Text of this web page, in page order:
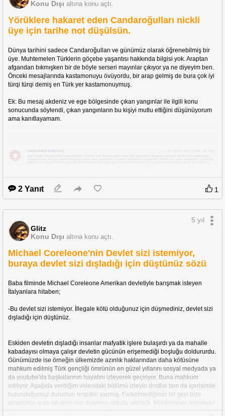
Konu Dışı altına konu açtı.
Yörüklere hakaret eden Candaroğulları nickli
üye için tarihe not düşülsün.
Dünya tarihini sadece Candaroğulları ve günümüz olarak öğrenebilmiş bir
üye. Muhtemelen Türklerin göçebe yaşantısı hakkında bilgisi yok. Araptan
afgandan bıkmışken bir de böyle serseri mayınlar çıkıyor ya ne diyeyim ben.
Önceki mesajlarında kastamonuyu övüyordu, bir arap gelmiş de bura çok iyi
türqi türqi demiş en Türk yer kastamonuymuş.
Ek: Bu mesaj akdeniz ve ege bölgesinde çıkan yangınlar ile ilgili konu
sonucunda söylendi, çıkan yangınların bu kişiyi mutlu ettiğini düşünüyorum
ama kanıtlayamam.
2 Yanıt 1
Glitz
Konu Dışı altına konu açtı.
5 yıl
Michael Coreleone'nin Devlet sizi istemiyor,
buraya devlet sizi dışladığı için düştünüz sözü
Baba filminde Michael Coreleone Amerikan devletiyle barışmak isteyen
İtalyanlara hitaben;
-Bu devlet sizi istemiyor. İllegale kötü olduğunuz için düşmediniz, devlet sizi
dışladığı için düştünüz.
Eskiden devletin dışladığı insanlar mafyatik işlere bulaşırdı ya da mahalle
kabadayısı olmaya çalışır devletin gücünün erişemediği boşluğu doldururdu.
Günümüzde ise örneğin ülkemizde azınlık haklarından daha kötüsüne
mahkum edilmiş Türk gençliği ömrünün en güzel yıllarını sosyal medyada ya
da youtube'da başkalarının hayatını izleyerek geçiriyor. Buna mahkum
ediliyor. Aşağıda verdiğim videodaki bölümü izleyin dostlar tam da içerisinde
bulunduğumuz durumun tespitini yapmış. Farketmediğimiz bir şeyi bize
gösteriyor, o da devletin bizi dışlamış olduğu gerçeği. Muhtemelen internetin
olmadığı bir dönemde yaşasaydık youtube'da ömrünü geçiren Türk gençleri